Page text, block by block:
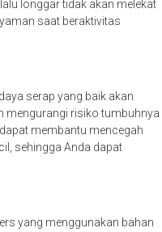
longgar tidak akan melekat
saat beraktivitas
serap yang baik akan
mengurangi risiko tumbuhnya
membantu mencegah
sehingga Anda dapat
yang menggunakan bahan